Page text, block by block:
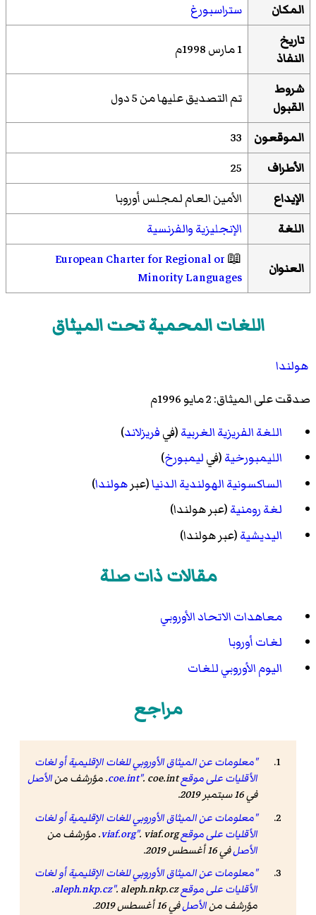
المكان
ستراسبورغ
تاريخ
النفاذ
1 مارس 1998م
شروط
القبول
تم التصديق عليها من 5 دول
الموقعون
33
الأطراف
25
الإيداع
الأمين العام لمجلس أوروبا
اللغة
الإنجليزيةوالفرنسية
العنوان 📖
European Charter for Regional or
Minority Languages
اللغات المحمية تحت الميثاق
هولندا
صدقت على الميثاق: 2 مايو 1996م
اللغة الفريزية الغربية(فيفريزلاند)
الليمبورخية(فيليمبورخ)
الساكسونية الهولندية الدنيا(عبرهولندا)
لغة رومنية(عبر هولندا)
اليديشية(عبر هولندا)
مقالات ذات صلة
معاهدات الاتحاد الأوروبي
لغات أوروبا
اليوم الأوروبي للغات
مراجع
"معلومات عن الميثاق الأوروبي للغات الإقليمية أو لغات
الأقليات على موقع coe.int". coe.int. مؤرشف من
الأصل
في 16 سبتمبر 2019.
"معلومات عن الميثاق الأوروبي للغات الإقليمية أو لغات
الأقليات على موقع viaf.org". viaf.org. مؤرشف من
الأصلفي 16 أغسطس 2019.
"معلومات عن الميثاق الأوروبي للغات الإقليمية أو لغات
الأقليات على موقع aleph.nkp.cz"
. aleph.nkp.cz.
مؤرشف منالأصلفي 16 أغسطس 2019.